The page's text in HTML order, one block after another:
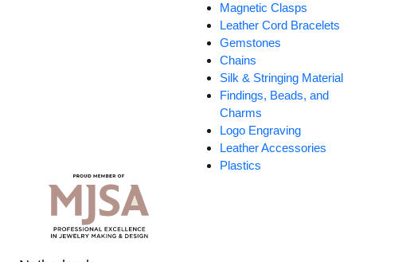
Magnetic Clasps
Leather Cord Bracelets
Gemstones
Chains
Silk & Stringing Material
Findings, Beads, and
Charms
Logo Engraving
Leather Accessories
Plastics